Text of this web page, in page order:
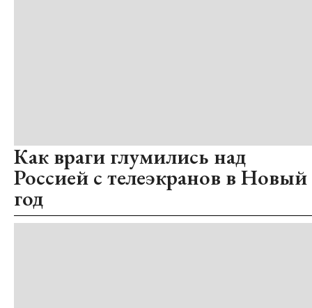
Как враги глумились над
Россией с телеэкранов в Новый
год